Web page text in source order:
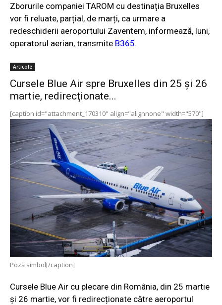
Zborurile companiei TAROM cu destinația Bruxelles
vor fi reluate, parțial, de marți, ca urmare a
redeschiderii aeroportului Zaventem, informează, luni,
operatorul aerian, transmite B365.
Articole
Cursele Blue Air spre Bruxelles din 25 şi 26
martie, redirecţionate...
[caption id="attachment_170310" align="alignnone" width="570"]
Poză simbol[/caption]
Cursele Blue Air cu plecare din România, din 25 martie
şi 26 martie, vor fi redirecționate către aeroportul